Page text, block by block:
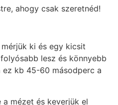
ki és egy kicsit
lesz és könnyebb
ez kb 45-60 másodperc a
mézet és keverjük el